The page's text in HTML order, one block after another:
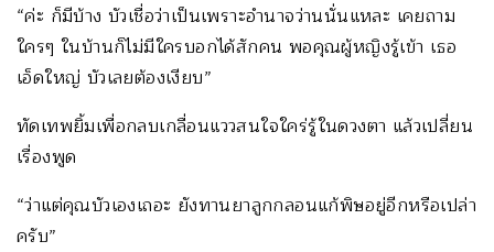
“ค่ะ ก็มีบ้าง บัวเชื่อว่าเป็นเพราะอำนาจว่านนั่นแหละ เคยถาม
ใครๆ ในบ้านก็ไม่มีใครบอกได้สักคน พอคุณผู้หญิงรู้เข้า เธอ
เอ็ดใหญ่ บัวเลยต้องเงียบ”
ทัดเทพยิ้มเพื่อกลบเกลื่อนแววสนใจใคร่รู้ในดวงตา แล้วเปลี่ยน
เรื่องพูด
“ว่าแต่คุณบัวเองเถอะ ยังทานยาลูกกลอนแก้พิษอยู่อีกหรือเปล่า
ครับ”